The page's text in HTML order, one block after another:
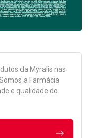
da Myralis nas
a Farmácia
e qualidade do